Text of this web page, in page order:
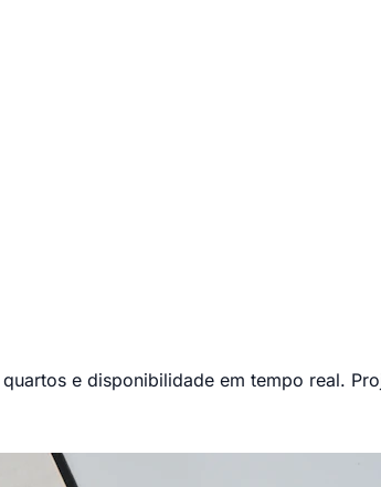
e disponibilidade em tempo real.